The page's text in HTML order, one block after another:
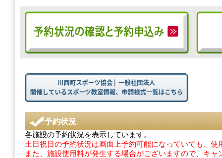
予約状況
各施設の予約状況を表示しています。
土日祝日の予約状況は画面上予約可能になっていても、
また、施設使用料が発生する場合がございますので、キ